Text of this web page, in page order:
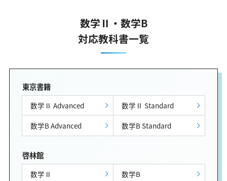
数学Ⅱ・数学B
対応教科書一覧
東京書籍
数学Ⅱ Advanced
数学Ⅱ Standard
数学B Advanced
数学B Standard
啓林館
数学Ⅱ 数学B